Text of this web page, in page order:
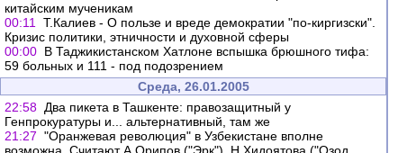
китайским мученикам
00:11
Т.Калиев - О пользе и вреде демократии "по-киргизски".
Кризис политики, этничности и духовной сферы
00:00 В Таджикистанском Хатлоне вспышка брюшного тифа:
59 больных и 111 - под подозрением
Среда, 26.01.2005
22:58 Два пикета в Ташкенте: правозащитный у
Генпрокуратуры и... альтернативный, там же
21:27 "Оранжевая революция" в Узбекистане вполне